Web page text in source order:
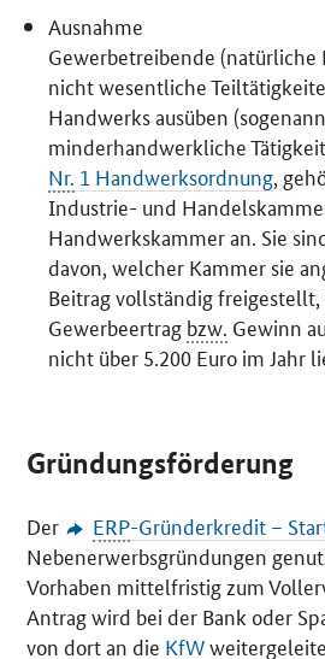
Ausnahme
Gewerbetreibende (natürliche
nicht wesentliche
Handwerks ausüben
minderhandwerkliche
Nr. 1 Handwerksordnung ,
Industrie- und
Handwerkskammer an. Sie
davon, welcher Kammer sie
Beitrag vollständig
Gewerbeertrag bzw. Gewinn
nicht über 5.200 Euro im Jahr
Gründungsförderung
Der ERP-Gründerkredit –
Nebenerwerbsgründungen
Vorhaben mittelfristig zum
Antrag wird bei der Bank oder
von dort an die KfW